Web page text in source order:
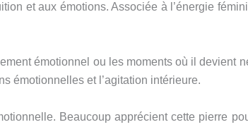
et aux émotions. Associée à l’énergie
émotionnel ou les moments où il devient
émotionnelles et l’agitation intérieure.
Beaucoup apprécient cette pierre